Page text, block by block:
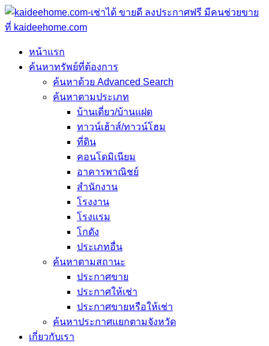
หน้าแรก
ค้นหาทรัพย์ที่ต้องการ
ค้นหาด้วย Advanced Search
ค้นหาตามประเภท
บ้านเดี่ยว/บ้านแฝด
ทาวน์เฮ้าส์/ทาวน์โฮม
ที่ดิน
คอนโดมิเนียม
อาคารพาณิชย์
สำนักงาน
โรงงาน
โรงแรม
โกดัง
ประเภทอื่น
ค้นหาตามสถานะ
ประกาศขาย
ประกาศให้เช่า
ประกาศขายหรือให้เช่า
ค้นหาประกาศแยกตามจังหวัด
เกี่ยวกับเรา